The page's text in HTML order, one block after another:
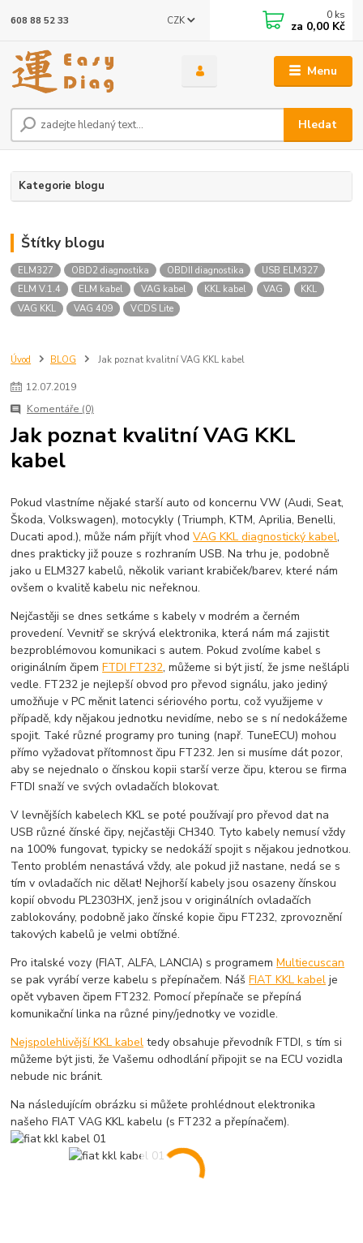
Menu
CZK
Hledat
608 88 52 33 0 ks
za 0,00 Kč
Kategorie blogu
Štítky blogu
ELM327 OBD2 diagnostika OBDII diagnostika
USB ELM327
ELM V.1.4
ELM kabel VAG kabel KKL kabel VAG
KKL
VAG KKL
VAG 409 VCDS Lite
Úvod BLOG Jak poznat kvalitní VAG KKL kabel
12.07.2019
Komentáře (0)
Jak poznat kvalitní VAG KKL
kabel
Pokud vlastníme nějaké starší auto od koncernu VW (Audi, Seat,
Škoda, Volkswagen), motocykly (Triumph, KTM, Aprilia, Benelli,
Ducati apod.), může nám přijít vhodVAG KKL diagnostický kabel,
dnes prakticky již pouze s rozhraním USB. Na trhu je, podobně
jako u ELM327 kabelů, několik variant krabiček/barev, které nám
ovšem o kvalitě kabelu nic neřeknou.
Nejčastěji se dnes setkáme s kabely v modrém a černém
provedení. Vevnitř se skrývá elektronika, která nám má zajistit
bezproblémovou komunikaci s autem. Pokud zvolíme kabel s
originálním čipemFTDI FT232, můžeme si být jistí, že jsme nešlápli
vedle. FT232 je nejlepší obvod pro převod signálu, jako jediný
umožňuje v PC měnit latenci sériového portu, což využijeme v
případě, kdy nějakou jednotku nevidíme, nebo se s ní nedokážeme
spojit. Také různé programy pro tuning (např. TuneECU) mohou
přímo vyžadovat přítomnost čipu FT232. Jen si musíme dát pozor,
aby se nejednalo o čínskou kopii starší verze čipu, kterou se firma
FTDI snaží ve svých ovladačích blokovat.
V levnějších kabelech KKL se poté používají pro převod dat na
USB různé čínské čipy, nejčastěji CH340. Tyto kabely nemusí vždy
na 100% fungovat, typicky se nedokáží spojit s nějakou jednotkou.
Tento problém nenastává vždy, ale pokud již nastane, nedá se s
tím v ovladačích nic dělat! Nejhorší kabely jsou osazeny čínskou
kopií obvodu PL2303HX, jenž jsou v originálních ovladačích
zablokovány, podobně jako čínské kopie čipu FT232, zprovoznění
takových kabelů je velmi obtížné.
Pro italské vozy (FIAT, ALFA, LANCIA) s programemMultiecuscan
se pak vyrábí verze kabelu s přepínačem. NášFIAT KKL kabel je
opět vybaven čipem FT232. Pomocí přepínače se přepíná
komunikační linka na různé piny/jednotky ve vozidle.
Nejspolehlivější KKL kabel tedy obsahuje převodník FTDI, s tím si
můžeme být jisti, že Vašemu odhodlání připojit se na ECU vozidla
nebude nic bránit.
Na následujícím obrázku si můžete prohlédnout elektronika
našeho FIAT VAG KKL kabelu (s FT232 a přepínačem).